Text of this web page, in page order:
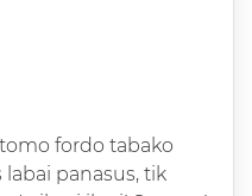
fordo tabako
labai panasus, tik